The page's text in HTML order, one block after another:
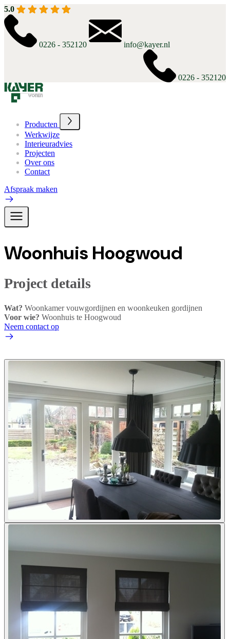
5.0
0226 - 352120 info@kayer.nl
0226 - 352120
Producten
Werkwijze
Interieuradvies
Projecten
Over ons
Contact
Afspraak maken
Woonhuis Hoogwoud
Project details
Wat? Woonkamer vouwgordijnen en woonkeuken gordijnen
Voor wie? Woonhuis te Hoogwoud
Neem contact op